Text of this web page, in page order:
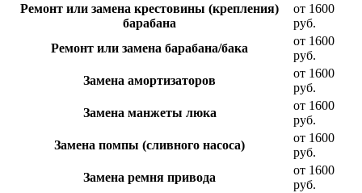
Ремонт или замена крестовины (крепления)
барабана
от 1600
руб.
Ремонт или замена барабана/бака
от 1600
руб.
Замена амортизаторов
от 1600
руб.
Замена манжеты люка
от 1600
руб.
Замена помпы (сливного насоса)
от 1600
руб.
Замена ремня привода
от 1600
руб.